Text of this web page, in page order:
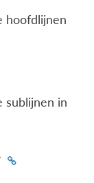
hoofdlijnen
sublijnen in